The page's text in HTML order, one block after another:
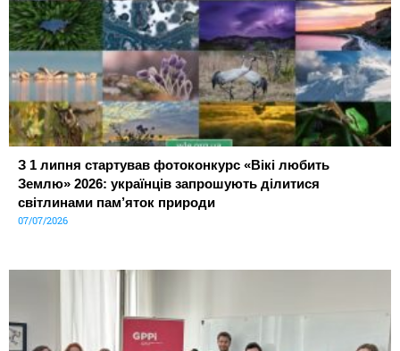
З 1 липня стартував фотоконкурс «Вікі любить
Землю» 2026: українців запрошують ділитися
світлинами пам’яток природи
07/07/2026